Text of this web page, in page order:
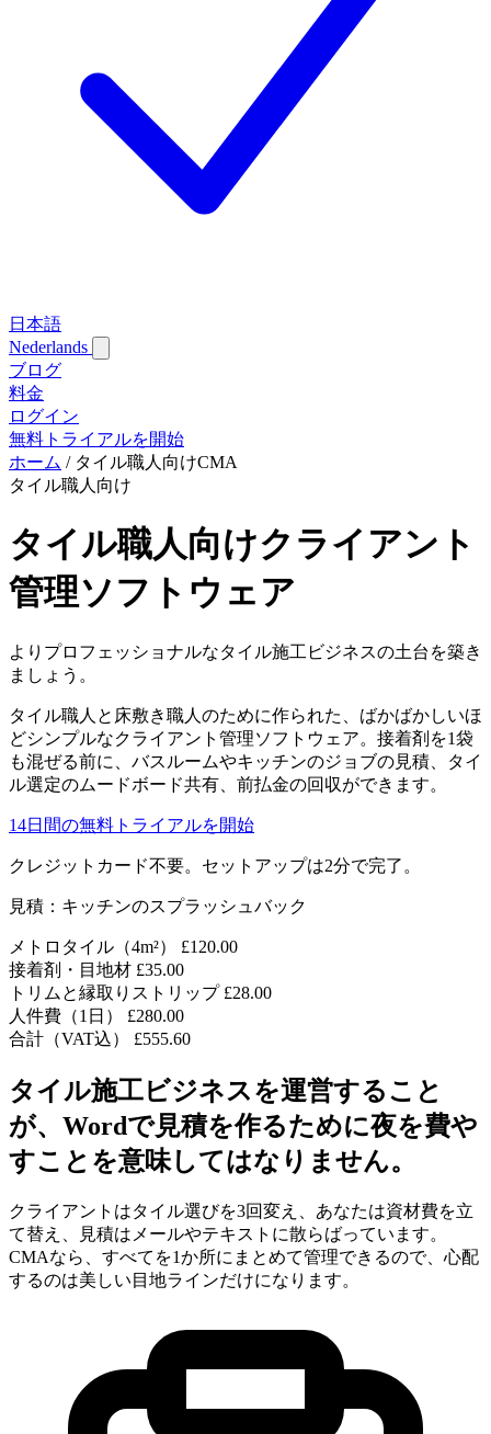
日本語
Nederlands
ブログ
料金
ログイン
無料トライアルを開始
ホーム / タイル職人向けCMA
タイル職人向け
タイル職人向けクライアント
管理ソフトウェア
よりプロフェッショナルなタイル施工ビジネスの土台を築き
ましょう。
タイル職人と床敷き職人のために作られた、ばかばかしいほ
どシンプルなクライアント管理ソフトウェア。接着剤を1袋
も混ぜる前に、バスルームやキッチンのジョブの見積、タイ
ル選定のムードボード共有、前払金の回収ができます。
14日間の無料トライアルを開始
クレジットカード不要。セットアップは2分で完了。
見積：キッチンのスプラッシュバック
メトロタイル（4m²）
£120.00
接着剤・目地材 £35.00
トリムと縁取りストリップ £28.00
人件費（1日）
£280.00
合計（VAT込）
£555.60
タイル施工ビジネスを運営すること
が、Wordで見積を作るために夜を費や
すことを意味してはなりません。
クライアントはタイル選びを3回変え、あなたは資材費を立
て替え、見積はメールやテキストに散らばっています。
CMAなら、すべてを1か所にまとめて管理できるので、心配
するのは美しい目地ラインだけになります。